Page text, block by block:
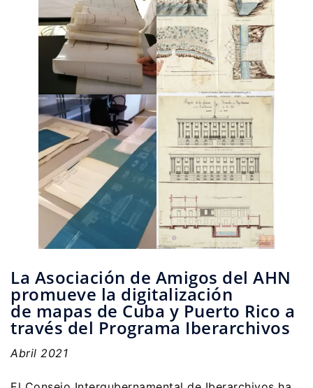
La Asociación de Amigos del AHN
promueve la digitalización
de mapas de Cuba y Puerto Rico a
través del Programa Iberarchivos
Abril 2021